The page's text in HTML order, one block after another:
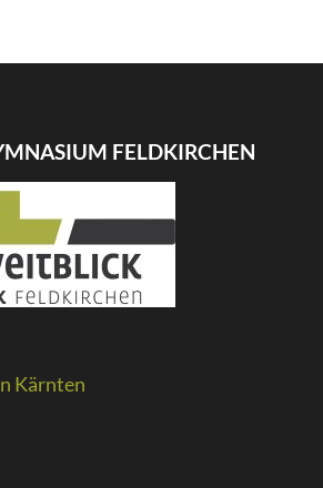
FELDKIRCHEN
Kärnten